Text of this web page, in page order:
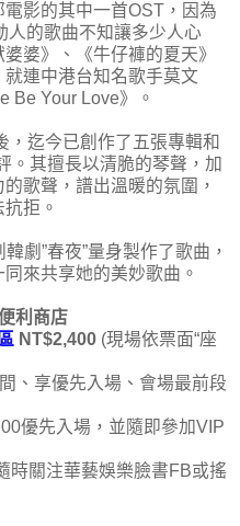
影的其中一首OST，因為
人的歌曲不知讓多少人心
婆》、《牛仔褲的夏天》
連中港台知名歌手莫文
Be Your Love》。
迄今已創作了五張專輯和
。其擅長以清脆的琴聲，加
歌聲，譜出溫暖的氛圍，
拒。
”春夜”量身製作了歌曲，
來共享她的美妙歌曲。
利商店
NT$2,400 (現場依票面“座
、享優先入場、會場最前段
優先入場，並隨即參加VIP
注華藝娛樂臉書FB或搖